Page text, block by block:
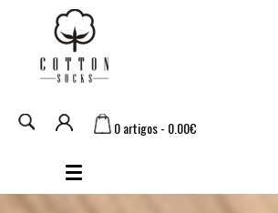
0 artigos - 0.00€